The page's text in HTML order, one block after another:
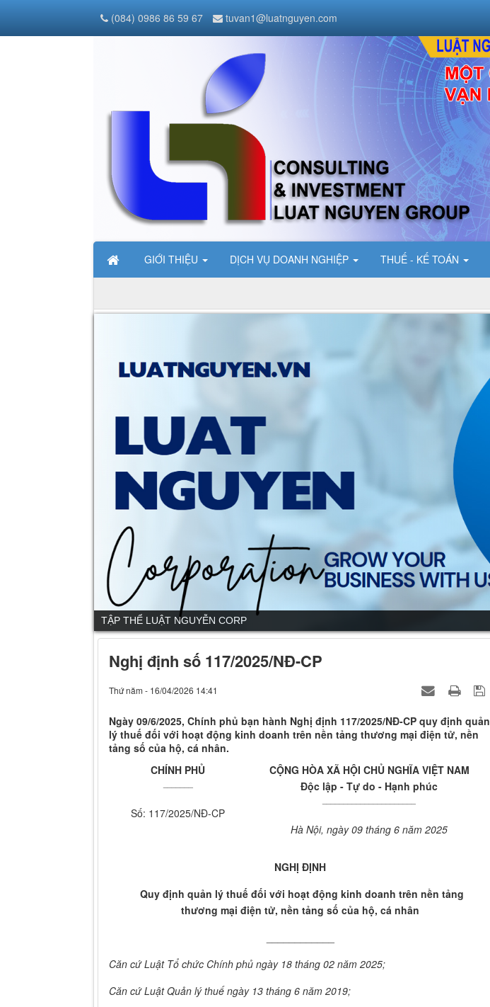
GIỚI THIỆU DỊCH VỤ DOANH NGHIỆP THUẾ - KẾ TOÁN
(084) 0986 86 59 67 tuvan1@luatnguyen.com
TẬP THỂ LUẬT NGUYỄN CORP
Nghị định số 117/2025/NĐ-CP
Thứ năm - 16/04/2026 14:41
Ngày 09/6/2025, Chính phủ bạn hành Nghị định 117/2025/NĐ-CP quy định quản
lý thuế đối với hoạt động kinh doanh trên nền tảng thương mại điện tử, nền
tảng số của hộ, cá nhân.
CHÍNH PHỦ
Số: 117/2025/NĐ-CP
CỘNG HÒA XÃ HỘI CHỦ NGHĨA VIỆT NAM
Độc lập - Tự do - Hạnh phúc
Hà Nội, ngày 09 tháng 6 năm 2025
NGHỊ ĐỊNH
Quy định quản lý thuế đối với hoạt động kinh doanh trên nền tảng
thương mại điện tử, nền tảng số của hộ, cá nhân
Căn cứ Luật Tổ chức Chính phủ ngày 18 tháng 02 năm 2025;
Căn cứ Luật Quản lý thuế ngày 13 tháng 6 năm 2019;